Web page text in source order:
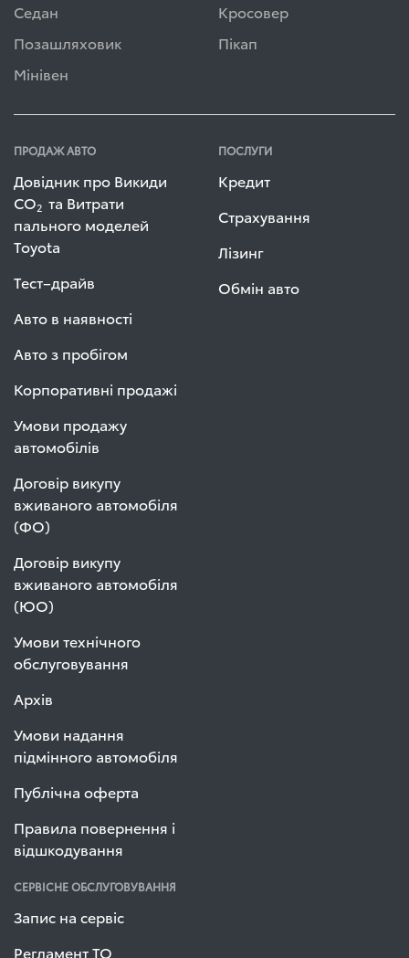
Седан
Кросовер
Позашляховик
Пікап
Мінівен
ПРОДАЖ АВТО
Довідник про Викиди
СО2 та Витрати
пального моделей
Toyota
Тест–драйв
Авто в наявності
Авто з пробігом
Корпоративні продажі
Умови продажу
автомобілів
Договір викупу
вживаного автомобіля
(ФО)
Договір викупу
вживаного автомобіля
(ЮО)
Умови технічного
обслуговування
Архів
Умови надання
підмінного автомобіля
Публічна оферта
Правила повернення і
відшкодування
ПОСЛУГИ
Кредит
Страхування
Лізинг
Обмін авто
СЕРВІСНЕ ОБСЛУГОВУВАННЯ
Запис на сервіс
Регламент ТО